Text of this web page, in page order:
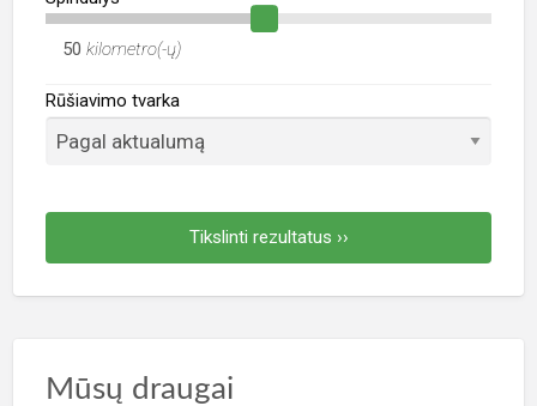
kilometro(-ų)
Rūšiavimo tvarka
Tikslinti rezultatus ››
Mūsų draugai